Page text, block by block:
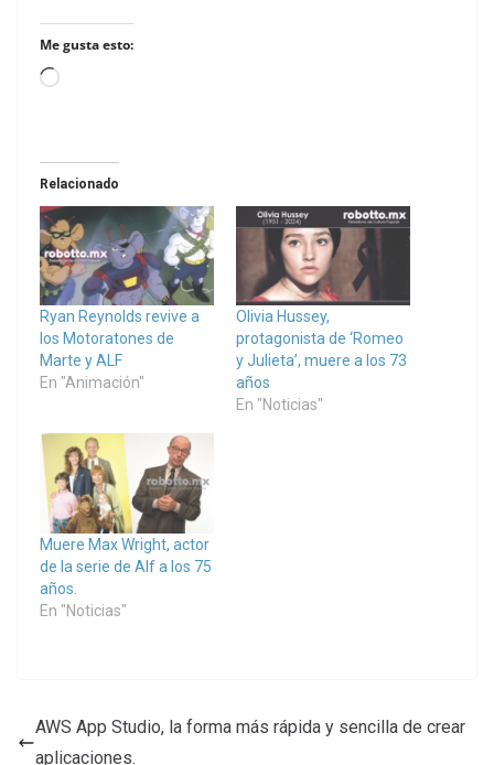
Me gusta esto:
Loading…
Relacionado
Ryan Reynolds revive a
los Motoratones de
Marte y ALF
En "Animación"
Olivia Hussey,
protagonista de ‘Romeo
y Julieta’, muere a los 73
años
En "Noticias"
Muere Max Wright, actor
de la serie de Alf a los 75
años.
En "Noticias"
AWS App Studio, la forma más rápida y sencilla de crear
aplicaciones.